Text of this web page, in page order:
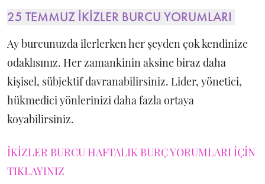
25 TEMMUZ İKİZLER BURCU YORUMLARI
Ay burcunuzda ilerlerken her şeyden çok kendinize
odaklısınız. Her zamankinin aksine biraz daha
kişisel, sübjektif davranabilirsiniz. Lider, yönetici,
hükmedici yönlerinizi daha fazla ortaya
koyabilirsiniz.
İKİZLER BURCU HAFTALIK BURÇ YORUMLARI İÇİN
TIKLAYINIZ